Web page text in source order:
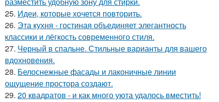
25. Идеи, которые хочется повторить.
26. Эта кухня - гостиная объединяет элегантность
классики и лёгкость современного стиля.
27. Черный в спальне. Стильные варианты для вашего
вдохновения.
28. Белоснежные фасады и лаконичные линии
ощущение простора создают.
29. 20 квадратов - и как много уюта удалось вместить!